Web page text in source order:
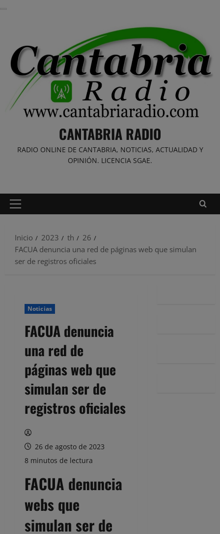
CANTABRIA RADIO
RADIO ONLINE DE CANTABRIA, NOTICIAS, ACTUALIDAD Y
OPINIÓN. LICENCIA SGAE.
Menú
Inicio
2023 th
26
FACUA denuncia una red de páginas web que simulan
ser de registros oficiales
Noticias
FACUA denuncia
una red de
páginas web que
simulan ser de
registros oficiales
26 de agosto de 2023
8 minutos de lectura
FACUA denuncia
webs que
simulan ser de